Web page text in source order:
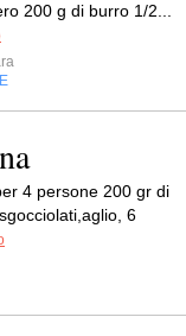
200 g di burro 1/2...
4 persone 200 gr di
6